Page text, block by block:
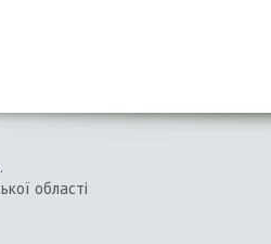
області